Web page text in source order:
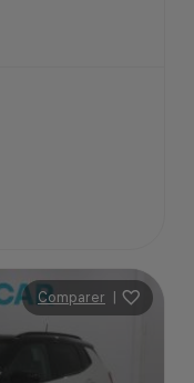
Comparer |